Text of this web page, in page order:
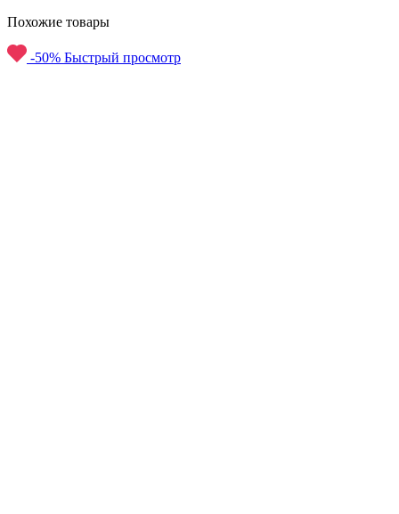
Похожие товары
-50% Быстрый просмотр